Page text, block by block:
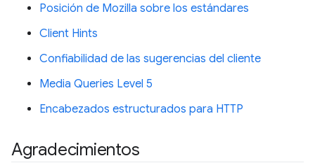
Posición de Mozilla sobre los estándares
Client Hints
Confiabilidad de las sugerencias del cliente
Media Queries Level 5
Encabezados estructurados para HTTP
Agradecimientos